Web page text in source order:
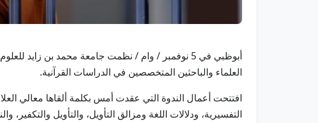
أبوظبي في 5 نوفمبر / وام / نظمت جامعة محمد بن
العلماء والباحثين المتخصصين في الدراسات القرآنية.
افتتحت أعمال الندوة التي عقدت أمس بكلمة ألقاها معالي
التفسيرية، ودلالات اللغة ومزالق التأويل، والتأويل